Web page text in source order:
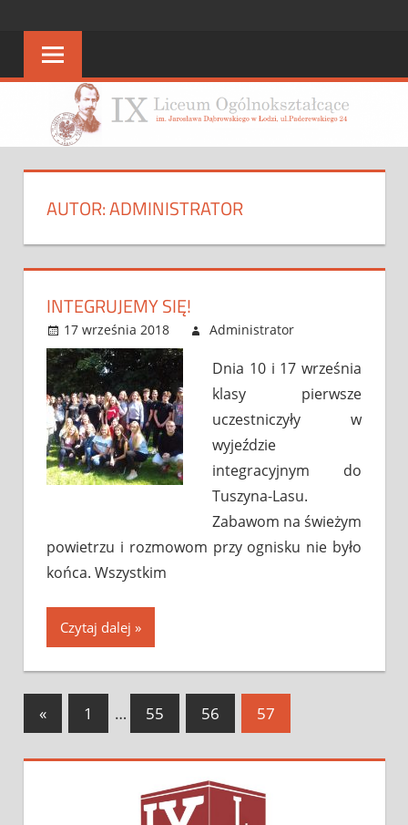
content
IX
LO
strona
LO
AUTOR:ADMINISTRATOR
INTEGRUJEMY SIĘ!
17 września 2018 Administrator
Integrujemy
się!
została
wyłączona
Dnia 10 i 17 września
klasy pierwsze
uczestniczyły w
wyjeździe
integracyjnym do
Tuszyna-Lasu.
Zabawom na świeżym
powietrzu i rozmowom przy ognisku nie było
końca. Wszystkim
Czytaj dalej
Nawigacja
wpisów
«Previous
Posts
1 … 55 56 57